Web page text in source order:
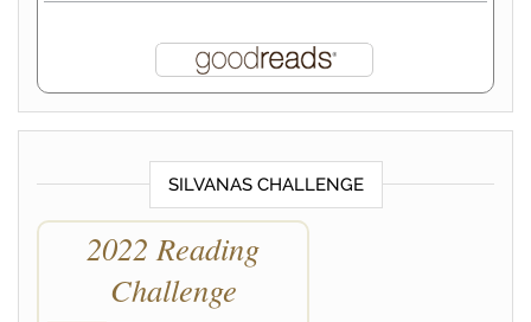
SILVANAS CHALLENGE
2022 Reading
Challenge